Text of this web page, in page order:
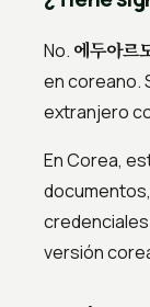
No. 에두아르
en coreano.
extranjero
En Corea,
versión